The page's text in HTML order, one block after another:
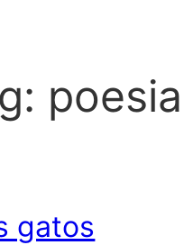
poesia
gatos